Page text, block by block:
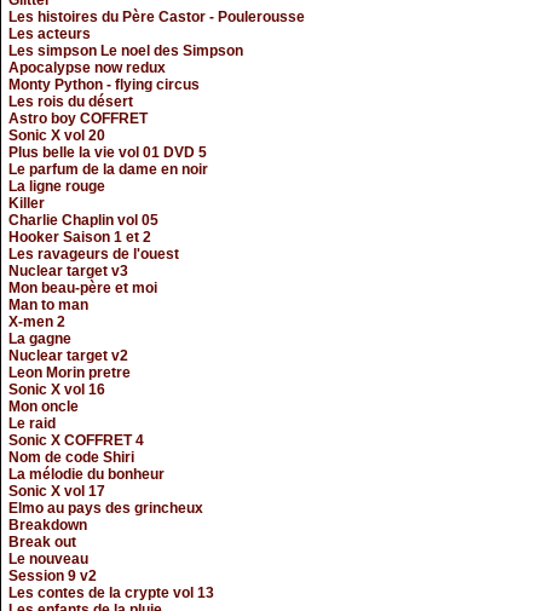
Les histoires du Père Castor - Poulerousse
Les acteurs
Les simpson Le noel des Simpson
Apocalypse now redux
Monty Python - flying circus
Les rois du désert
Astro boy COFFRET
Sonic X vol 20
Plus belle la vie vol 01 DVD 5
Le parfum de la dame en noir
La ligne rouge
Killer
Charlie Chaplin vol 05
Hooker Saison 1 et 2
Les ravageurs de l'ouest
Nuclear target v3
Mon beau-père et moi
Man to man
X-men 2
La gagne
Nuclear target v2
Leon Morin pretre
Sonic X vol 16
Mon oncle
Le raid
Sonic X COFFRET 4
Nom de code Shiri
La mélodie du bonheur
Sonic X vol 17
Elmo au pays des grincheux
Breakdown
Break out
Le nouveau
Session 9 v2
Les contes de la crypte vol 13